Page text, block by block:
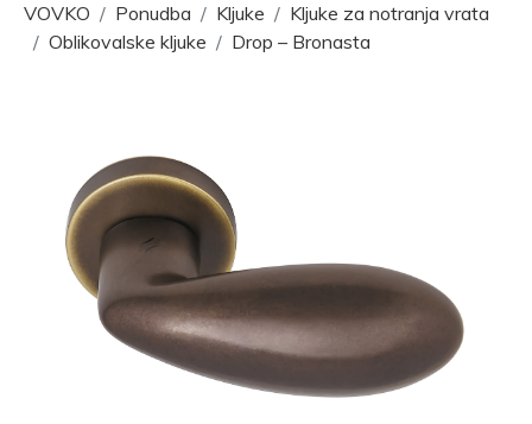
VOVKO Ponudba Kljuke
Kljuke za notranja vrata
Oblikovalske kljuke
Drop – Bronasta